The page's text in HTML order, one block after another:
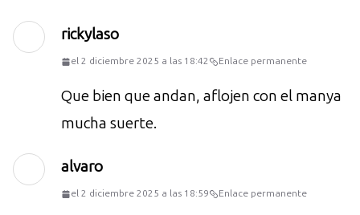
rickylaso
el 2 diciembre 2025 a las 18:42 Enlace permanente
Que bien que andan, aflojen con el manya
mucha suerte.
alvaro
el 2 diciembre 2025 a las 18:59 Enlace permanente